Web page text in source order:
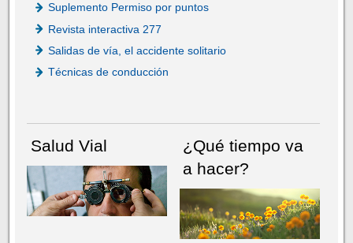
Suplemento Permiso por puntos
Revista interactiva 277
Salidas de vía, el accidente solitario
Técnicas de conducción
Salud Vial
¿Qué tiempo va
a hacer?